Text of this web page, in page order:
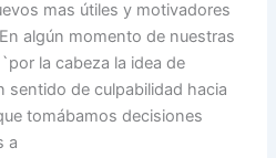
mas útiles y motivadores
algún momento de nuestras
la cabeza la idea de
sentido de culpabilidad hacia
tomábamos decisiones
a